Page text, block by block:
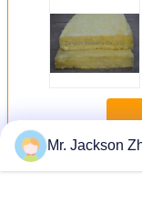
더 많은 것
Mr. Jackson